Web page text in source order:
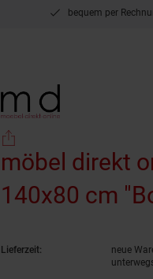
bequem per
möbel direkt
140x80 cm
Lieferzeit:
neue